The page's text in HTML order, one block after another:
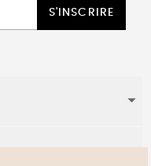
S'INSCRIRE